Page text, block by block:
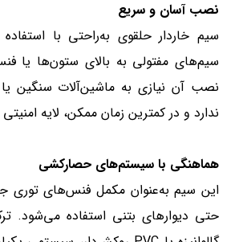
نصب آسان و سریع
سیم خاردار حلقوی به‌راحتی با
سیم‌های مفتولی به بالای ستون‌ها یا
نصب آن نیازی به ماشین‌آلات سنگین
ندارد و در کمترین زمان ممکن، لایه
هماهنگی با سیستم‌های حصارکشی
این سیم به‌عنوان مکمل فنس‌های توری
حتی دیوارهای بتنی استفاده می‌شود.